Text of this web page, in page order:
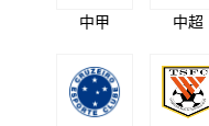
中甲 中超